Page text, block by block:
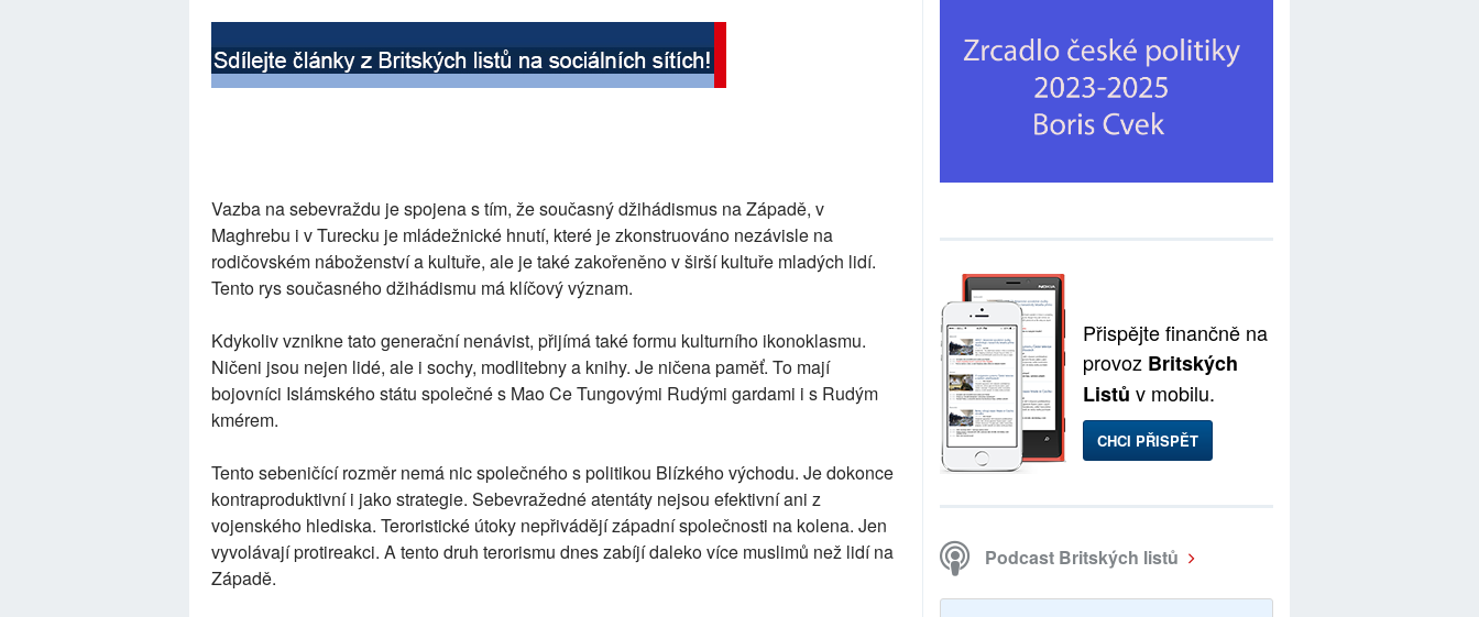
Vazba na sebevraždu je spojena s tím, že současný džihádismus na Západě, v
Maghrebu i v Turecku je mládežnické hnutí, které je zkonstruováno nezávisle na
rodičovském náboženství a kultuře, ale je také zakořeněno v širší kultuře mladých lidí.
Tento rys současného džihádismu má klíčový význam.
Kdykoliv vznikne tato generační nenávist, přijímá také formu kulturního ikonoklasmu.
Ničeni jsou nejen lidé, ale i sochy, modlitebny a knihy. Je ničena paměť. To mají
bojovníci Islámského státu společné s Mao Ce Tungovými Rudými gardami i s Rudým
kmérem.
Tento sebeničící rozměr nemá nic společného s politikou Blízkého východu. Je dokonce
kontraproduktivní i jako strategie. Sebevražedné atentáty nejsou efektivní ani z
vojenského hlediska. Teroristické útoky nepřivádějí západní společnosti na kolena. Jen
vyvolávají protireakci. A tento druh terorismu dnes zabíjí daleko více muslimů než lidí na
Západě.
Přispějte finančně na
provoz Britských
Listů v mobilu.
CHCI PŘISPĚT
Podcast Britských listů